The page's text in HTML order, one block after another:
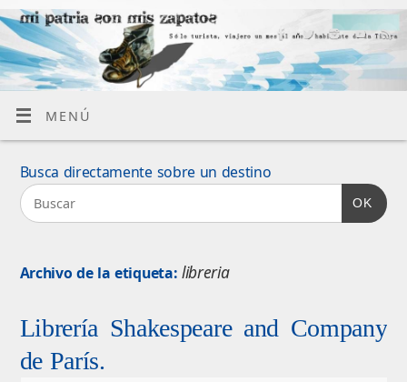
MENÚ
Busca directamente sobre un destino
OK
Archivo de la etiqueta: libreria
Librería Shakespeare and Company
de París.